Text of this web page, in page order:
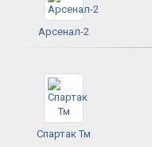
Арсенал-2
Спартак Тм